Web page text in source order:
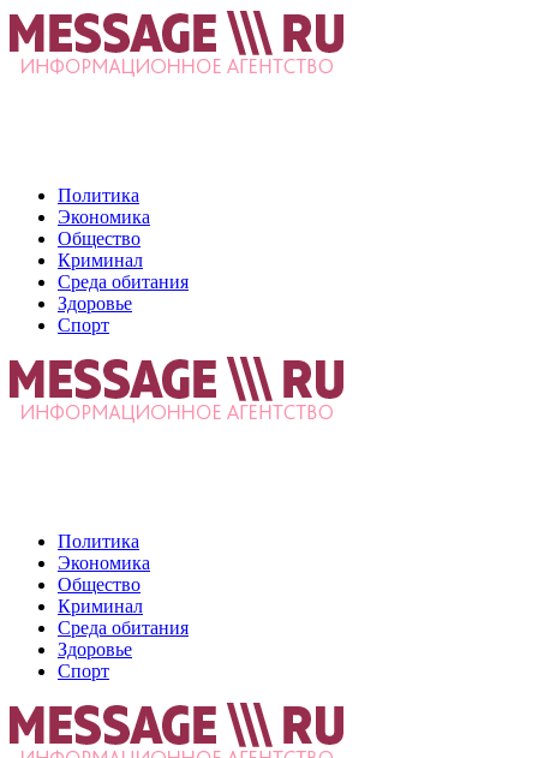
Политика
Экономика
Общество
Криминал
Среда обитания
Здоровье
Спорт
Политика
Экономика
Общество
Криминал
Среда обитания
Здоровье
Спорт